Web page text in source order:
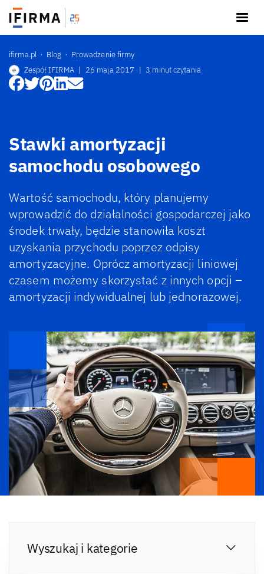
ifirma.pl Blog
Prowadzenie firmy
Zespół IFIRMA | 26 maja 2017 | 3 minut czytania
Stawki amortyzacji
samochodu osobowego
Wartość samochodu, który planujemy
wprowadzić do działalności gospodarczej jako
środek trwały, będzie stanowiła koszt
uzyskania przychodu poprzez odpisy
amortyzacyjne. Oprócz amortyzacji liniowej
czasem możemy skorzystać z innych opcji –
amortyzacji indywidualnej lub jednorazowej.
Wyszukaj i kategorie